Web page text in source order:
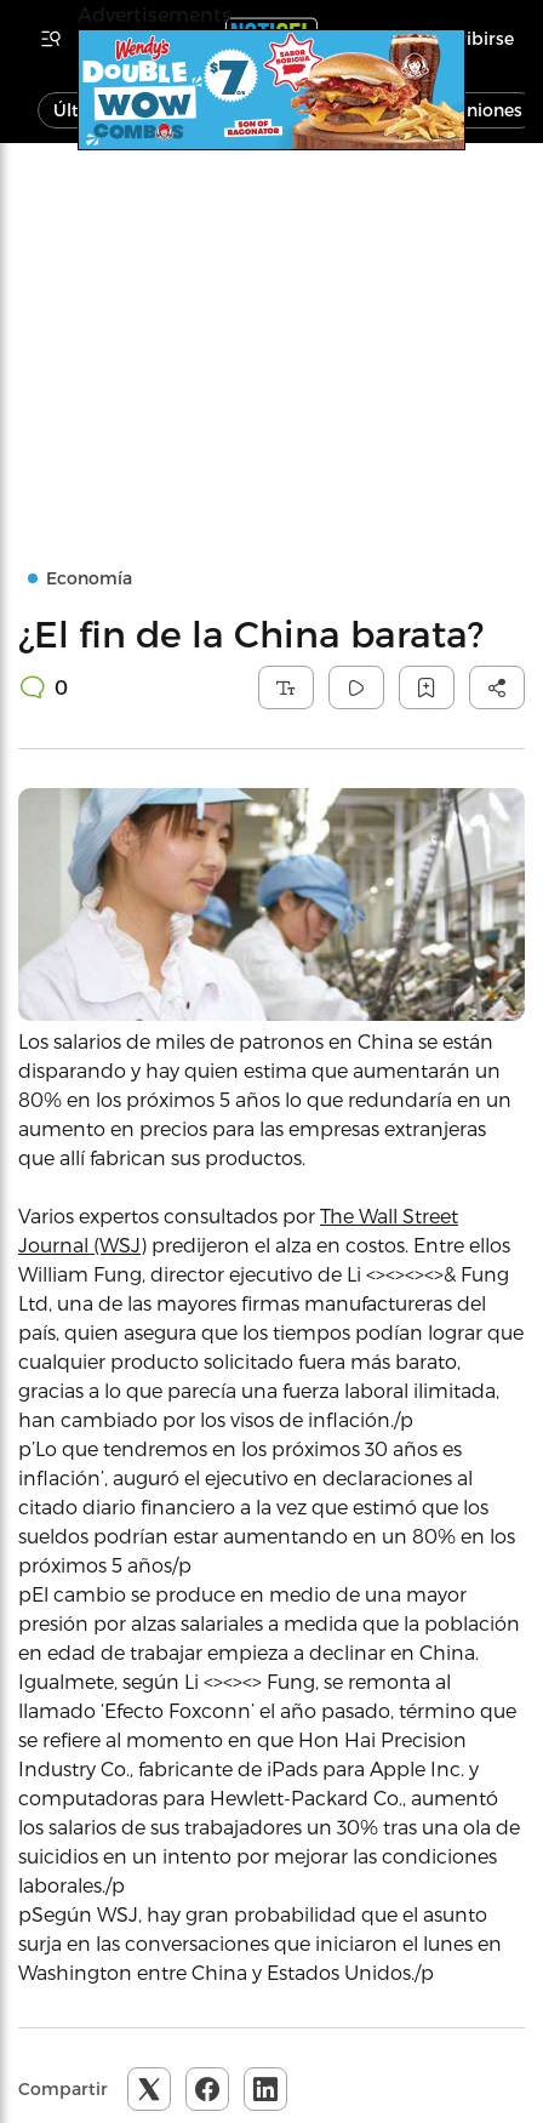
Inscribirse
Última Hora Noticias Economía Opiniones
Economía
¿El fin de la China barata?
0
Los salarios de miles de patronos en China se están
disparando y hay quien estima que aumentarán un
80% en los próximos 5 años lo que redundaría en un
aumento en precios para las empresas extranjeras
que allí fabrican sus productos.
Varios expertos consultados por The Wall Street
Journal (WSJ) predijeron el alza en costos. Entre ellos
William Fung, director ejecutivo de Li <><><><>& Fung
Ltd, una de las mayores firmas manufactureras del
país, quien asegura que los tiempos podían lograr que
cualquier producto solicitado fuera más barato,
gracias a lo que parecía una fuerza laboral ilimitada,
han cambiado por los visos de inflación./p
p’Lo que tendremos en los próximos 30 años es
inflación’, auguró el ejecutivo en declaraciones al
citado diario financiero a la vez que estimó que los
sueldos podrían estar aumentando en un 80% en los
próximos 5 años/p
pEl cambio se produce en medio de una mayor
presión por alzas salariales a medida que la población
en edad de trabajar empieza a declinar en China.
Igualmete, según Li <><><> Fung, se remonta al
llamado ‘Efecto Foxconn’ el año pasado, término que
se refiere al momento en que Hon Hai Precision
Industry Co., fabricante de iPads para Apple Inc. y
computadoras para Hewlett-Packard Co., aumentó
los salarios de sus trabajadores un 30% tras una ola de
suicidios en un intento por mejorar las condiciones
laborales./p
pSegún WSJ, hay gran probabilidad que el asunto
surja en las conversaciones que iniciaron el lunes en
Washington entre China y Estados Unidos./p
Compartir
Advertisements